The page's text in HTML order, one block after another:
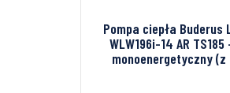
Pompa ciepła Buderus
WLW196i-14 AR
monoenergetyczny (z